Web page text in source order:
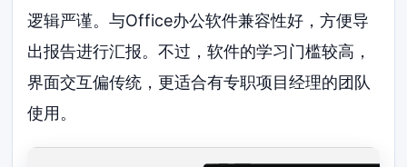
逻辑严谨。与Office办公软件兼容性好，方便导
出报告进行汇报。不过，软件的学习门槛较高，
界面交互偏传统，更适合有专职项目经理的团队
使用。